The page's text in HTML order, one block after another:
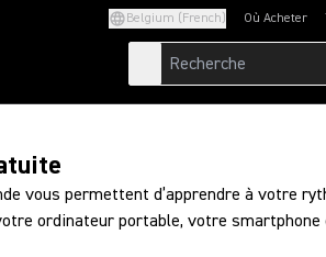
Belgium (French) Où Acheter
vous permettent d’apprendre à votre
ordinateur portable, votre smartphone